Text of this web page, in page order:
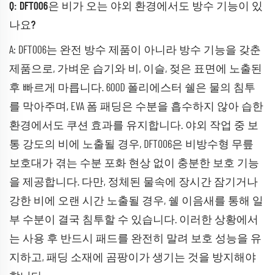
Q: DFT006은 비가 오는 야외 환경에서도 방수 기능이 있
나요?
A: DFT006는 완전 방수 제품이 아니라 방수 기능을 갖춘
제품으로, 가벼운 습기와 비, 이슬, 젖은 표면에 노출된
후 빠르게 마릅니다. 600D 폴리에스터 쉘은 물의 침투
를 막아주며, EVA 폼 패딩은 수분을 흡수하지 않아 습한
환경에서도 쿠션 효과를 유지합니다. 야외 작업 중 보
통 강도의 비에 노출될 경우, DFT006은 비방수형 무릎
보호대가 겪는 수분 포화 현상 없이 충분한 보호 기능
을 제공합니다. 다만, 정체된 물속에 장시간 잠기거나
강한 비에 오랜 시간 노출될 경우, 쉘 이음새를 통해 일
부 수분이 결국 침투할 수 있습니다. 이러한 상황에서
는 사용 후 반드시 패드를 완전히 말려 보호 성능을 유
지하고, 패딩 소재에 곰팡이가 생기는 것을 방지해야